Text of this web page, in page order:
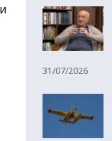
31/07/2026